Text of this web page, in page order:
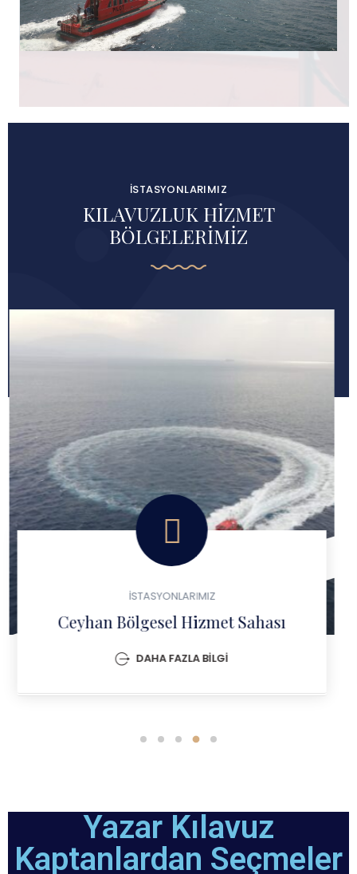
İSTASYONLARIMIZ
KILAVUZLUK HİZMET
BÖLGELERİMİZ
İSTASYONLARIMIZ
KIRİBRAHİM KILAVUZLUK
İSTASYONU
DAHA FAZLA BİLGİ
Yazar Kılavuz
Kaptanlardan Seçmeler